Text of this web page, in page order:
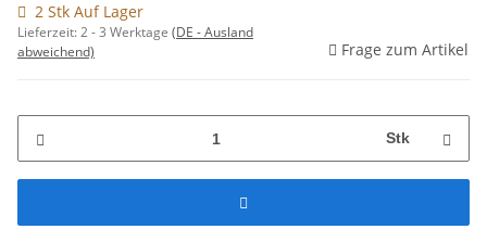
2 Stk Auf Lager
Lieferzeit:2 - 3 Werktage (DE - Ausland
abweichend)
Frage zum Artikel
Stk